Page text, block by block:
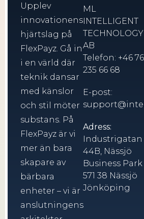
Upplev
innovationens
hjärtslag på
FlexPayz. Gå in
i en värld där
teknik dansar
med känslor
och stil möter
substans. På
FlexPayz är vi
mer än bara
skapare av
bärbara
enheter – vi är
anslutningens
ML
INTELLIGENT
TECHNOLOGY
AB
Telefon: +46 76
235 66 68
E-post:
Adress:
Industrigatan
44B, Nässjö
Business Park
571 38 Nässjö
Jönköping